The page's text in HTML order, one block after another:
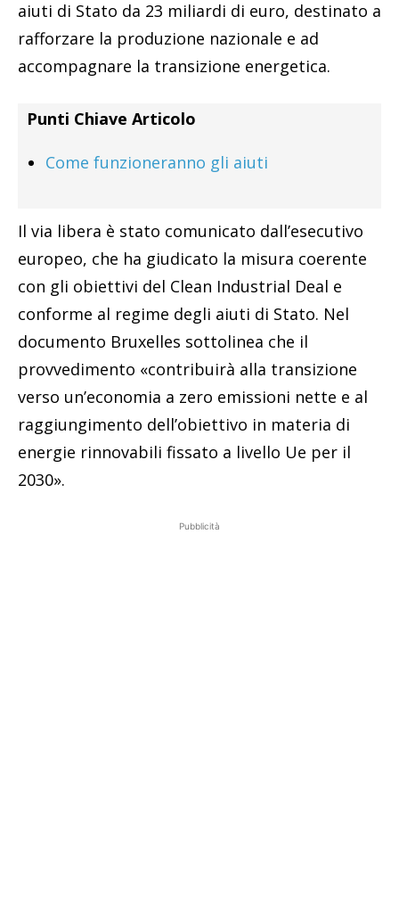
aiuti di Stato da 23 miliardi di euro, destinato a
rafforzare la produzione nazionale e ad
accompagnare la transizione energetica.
Punti Chiave Articolo
Come funzioneranno gli aiuti
Il via libera è stato comunicato dall’esecutivo
europeo, che ha giudicato la misura coerente
con gli obiettivi del Clean Industrial Deal e
conforme al regime degli aiuti di Stato. Nel
documento Bruxelles sottolinea che il
provvedimento «contribuirà alla transizione
verso un’economia a zero emissioni nette e al
raggiungimento dell’obiettivo in materia di
energie rinnovabili fissato a livello Ue per il
2030».
Pubblicità